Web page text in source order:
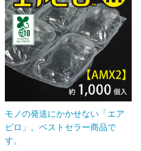
モノの発送にかかせない「エア
ピロ」。ベストセラー商品で
す。